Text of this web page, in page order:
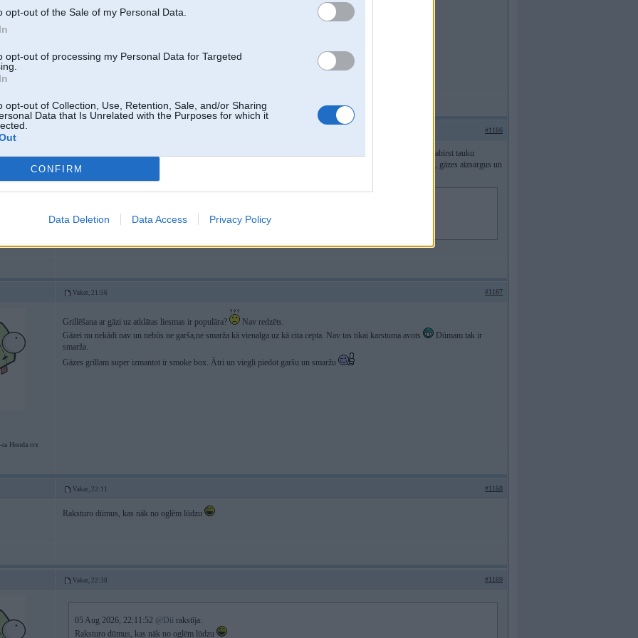
opt-out of the Sale of my Personal Data.
opt-out of processing my Personal Data for Targeted
opt-out of Collection, Use, Retention, Sale, and/or Sharing
Data that Is Unrelated with the Purposes for which it
CONFIRM
Data Deletion Data Access Privacy Policy
AMG
#1166
Nezinu, kas tik traki jātīra. Ir Weber Spirit II ar četriem degļiem, gatavots tiek diezgan bieži. tauki, netīrumi utt sabirst tauku
savākšanas traukā, to ik palaik jānomaina. Šo sezon vienu reizi iztīriju, bet tā tīrīšana arī ir sīkums - noņem resti, gāzes aizsargus un
Nepatīk tīrīt grillus
Vakar, 21:56 #1167
ra Honda crx
Grillēšana ar gāzi uz atklātas liesmas ir populāra?
Nav redzēts.
Gāzei nu nekādi nav un nebūs ne garša,ne smarža kā vienalga uz kā cita cepta. Nav tas tikai karstuma avots
Dūmam tak ir
smarža.
Gāzes grillam super izmantot ir smoke box. Ātri un viegli piedot garšu un smaržu
Vakar, 22:11 #1168
Raksturo dūmus, kas nāk no oglēm lūdzu
Vakar, 22:38 #1169
05 Aug 2026, 22:11:52 @Dii rakstīja:
Raksturo dūmus, kas nāk no oglēm lūdzu